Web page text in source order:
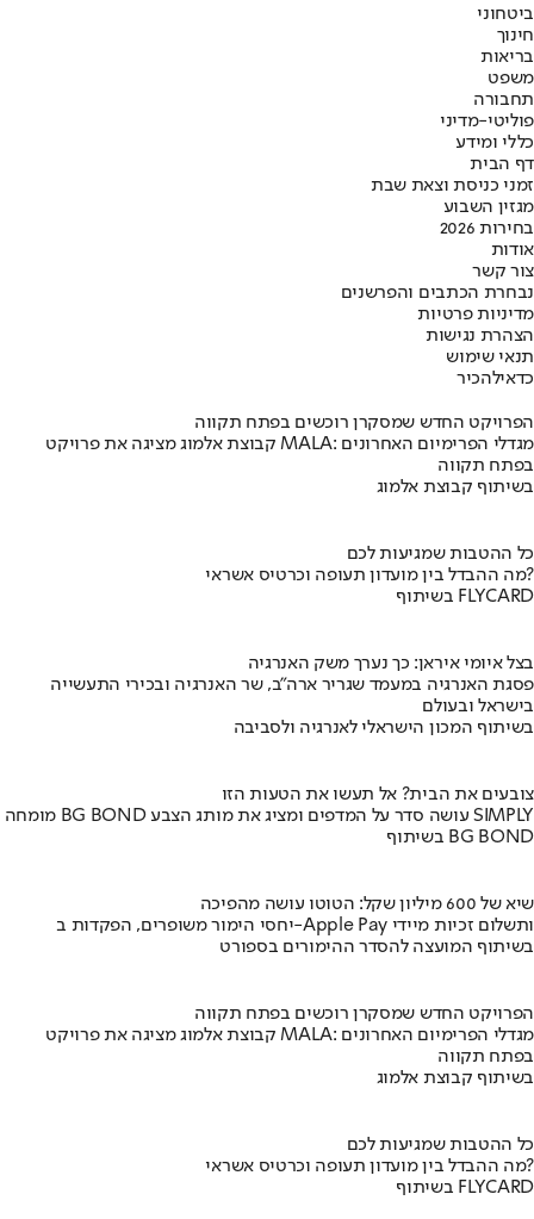
ביטחוני
חינוך
בריאות
משפט
תחבורה
פוליטי-מדיני
כללי ומידע
דף הבית
זמני כניסת וצאת שבת
מגזין השבוע
בחירות 2026
אודות
צור קשר
נבחרת הכתבים והפרשנים
מדיניות פרטיות
הצהרת נגישות
תנאי שימוש
כדאילהכיר
הפרויקט החדש שמסקרן רוכשים בפתח תקווה
קבוצת אלמוג מציגה את פרויקט MALA: מגדלי הפרימיום האחרונים
בפתח תקווה
בשיתוף קבוצת אלמוג
כל ההטבות שמגיעות לכם
מה ההבדל בין מועדון תעופה וכרטיס אשראי?
בשיתוף FLYCARD
בצל איומי איראן: כך נערך משק האנרגיה
פסגת האנרגיה במעמד שגריר ארה"ב, שר האנרגיה ובכירי התעשייה
בישראל ובעולם
בשיתוף המכון הישראלי לאנרגיה ולסביבה
צובעים את הבית? אל תעשו את הטעות הזו
מומחה BG BOND עושה סדר על המדפים ומציג את מותג הצבע SIMPLY
בשיתוף BG BOND
שיא של 600 מיליון שקל: הטוטו עושה מהפיכה
יחסי הימור משופרים, הפקדות ב-Apple Pay ותשלום זכיות מיידי
בשיתוף המועצה להסדר ההימורים בספורט
הפרויקט החדש שמסקרן רוכשים בפתח תקווה
קבוצת אלמוג מציגה את פרויקט MALA: מגדלי הפרימיום האחרונים
בפתח תקווה
בשיתוף קבוצת אלמוג
כל ההטבות שמגיעות לכם
מה ההבדל בין מועדון תעופה וכרטיס אשראי?
בשיתוף FLYCARD